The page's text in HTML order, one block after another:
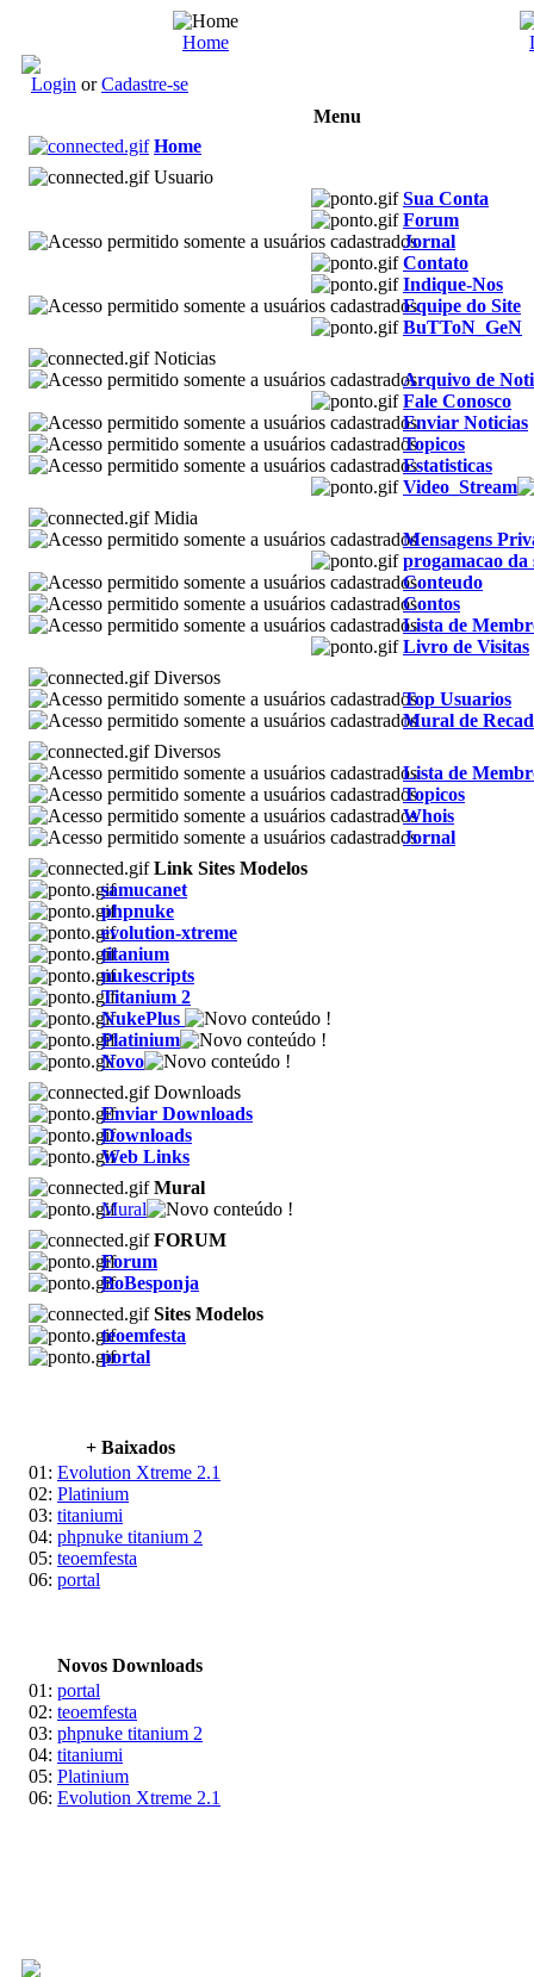
Home
Login orCadastre-se
Menu
Home
Usuario
Sua Conta
Forum
Jornal
Contato
Indique-Nos
Equipe do Site
BuTToN_GeN
Noticias
Arquivo de
Fale Conosco
Enviar Noticias
Topicos
Estatisticas
Video_Stream
Midia
Mensagens
progamacao da
Conteudo
Contos
Lista de
Livro de Visitas
Diversos
Top Usuarios
Mural de
Diversos
Lista de
Topicos
Whois
Jornal
Link Sites Modelos
samucanet
phpnuke
evolution-xtreme
titanium
nukescripts
Titanium 2
NukePlus
Platinium
Novo
Downloads
Enviar Downloads
Downloads
Web Links
Mural
Mural
FORUM
Forum
BoBesponja
Sites Modelos
teoemfesta
portal
+ Baixados
01: Evolution Xtreme 2.1
02: Platinium
03: titaniumi
04: phpnuke titanium 2
05: teoemfesta
06: portal
Novos Downloads
01: portal
02: teoemfesta
03: phpnuke titanium 2
04: titaniumi
05: Platinium
06: Evolution Xtreme 2.1